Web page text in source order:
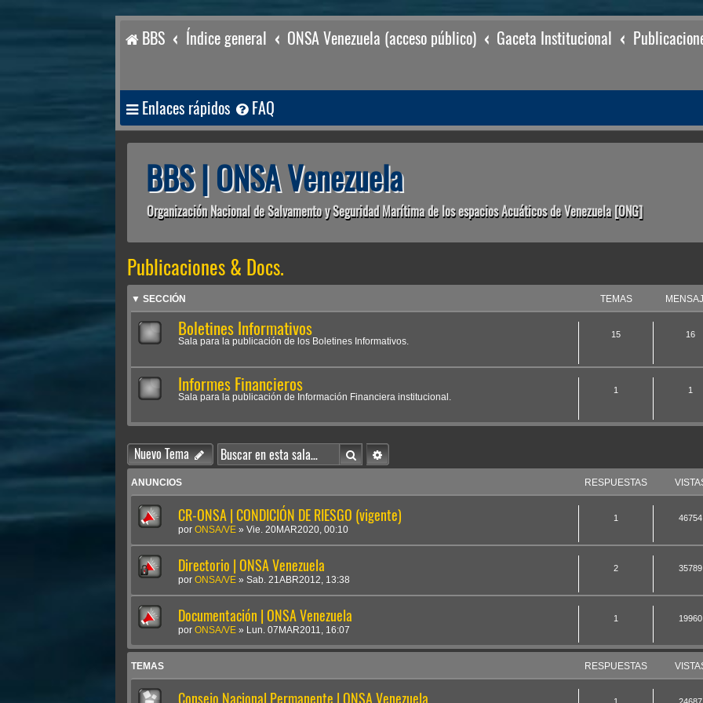
BBS Índice general ONSA Venezuela (acceso público) Gaceta Institucional
Enlaces rápidos FAQ
BBS | ONSA Venezuela
Organización Nacional de Salvamento y Seguridad Marítima de los espacios Acuáticos de Venezuela [ONG]
Publicaciones & Docs.
▼ SECCIÓN TEMAS
Boletines Informativos
Sala para la publicación de los Boletines Informativos.
15 16
Informes Financieros
Sala para la publicación de Información Financiera institucional.
1 1
Nuevo Tema BuscarBúsqueda avanzada
ANUNCIOS RESPUESTAS
CR-ONSA | CONDICIÓN DE RIESGO (vigente)
por ONSA/VE » Vie. 20MAR2020, 00:10
1 46754
Directorio | ONSA Venezuela
por ONSA/VE » Sab. 21ABR2012, 13:38
2 35789
Documentación | ONSA Venezuela
por ONSA/VE » Lun. 07MAR2011, 16:07
1 19960
TEMAS RESPUESTAS
Consejo Nacional Permanente | ONSA Venezuela